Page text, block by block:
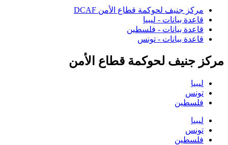
مركز جنيف لحوكمة قطاع الأمن DCAF
قاعدة بيانات - ليبيا
قاعدة بيانات - فلسطين
قاعدة بيانات - تونس
مركز جنيف لحوكمة قطاع الأمن
ليبيا
تونس
فلسطين
ليبيا
تونس
فلسطين